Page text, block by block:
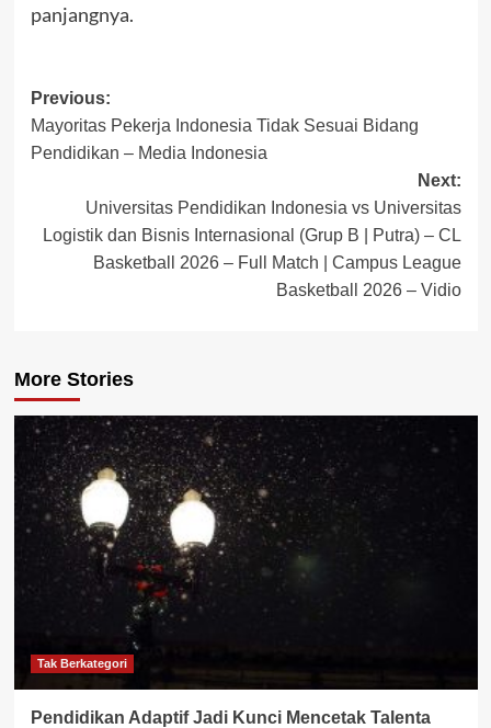
panjangnya.
Post
navigation
Previous:
Mayoritas Pekerja Indonesia Tidak Sesuai Bidang
Pendidikan – Media Indonesia
Next:
Universitas Pendidikan Indonesia vs Universitas
Logistik dan Bisnis Internasional (Grup B | Putra) – CL
Basketball 2026 – Full Match | Campus League
Basketball 2026 – Vidio
More Stories
Tak Berkategori
Pendidikan Adaptif Jadi Kunci Mencetak Talenta